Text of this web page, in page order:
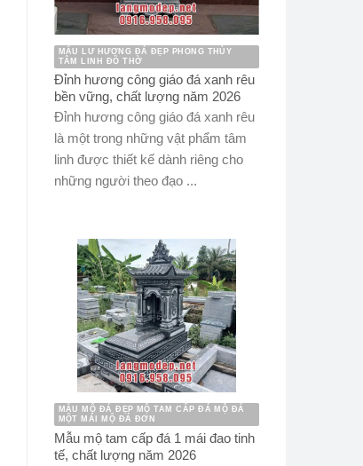
MẪU LƯ HƯƠNG ĐÁ ĐẸP PHONG THỦY
TÂM LINH ĐỒ THỜ
Đỉnh hương công giáo đá xanh rêu
bền vững, chất lượng năm 2026
Đỉnh hương công giáo đá xanh rêu
là một trong những vật phẩm tâm
linh được thiết kế dành riêng cho
những người theo đạo ...
MẪU MỘ ĐÁ ĐẸP MỘ TAM CẤP ĐÁ MỘ ĐÁ
MỘT MÁI MỘ ĐÁ ĐƠN
Mẫu mộ tam cấp đá 1 mái đao tinh
tế, chất lượng năm 2026